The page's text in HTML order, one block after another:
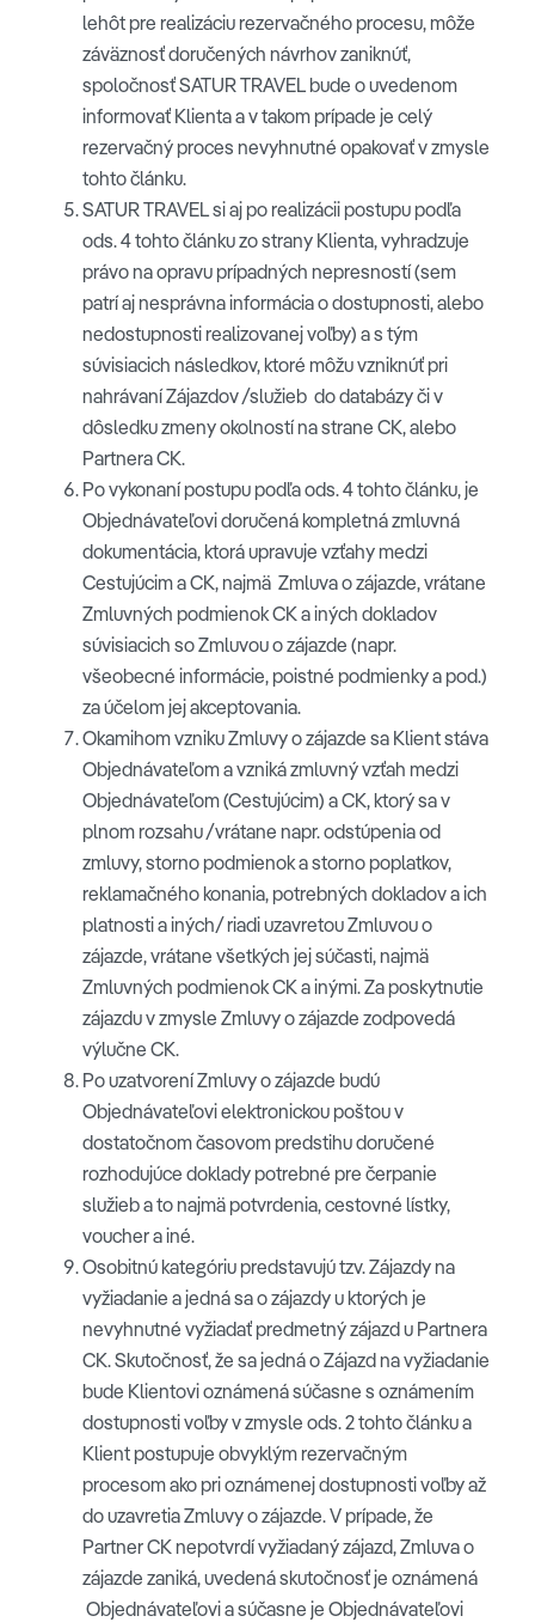
lehôt pre realizáciu rezervačného procesu, môže
záväznosť doručených návrhov zaniknúť,
spoločnosť SATUR TRAVEL bude o uvedenom
informovať Klienta a v takom prípade je celý
rezervačný proces nevyhnutné opakovať v zmysle
tohto článku.
SATUR TRAVEL si aj po realizácii postupu podľa
ods. 4 tohto článku zo strany Klienta, vyhradzuje
právo na opravu prípadných nepresností (sem
patrí aj nesprávna informácia o dostupnosti, alebo
nedostupnosti realizovanej voľby) a s tým
súvisiacich následkov, ktoré môžu vzniknúť pri
nahrávaní Zájazdov /služieb do databázy či v
dôsledku zmeny okolností na strane CK, alebo
Partnera CK.
Po vykonaní postupu podľa ods. 4 tohto článku, je
Objednávateľovi doručená kompletná zmluvná
dokumentácia, ktorá upravuje vzťahy medzi
Cestujúcim a CK, najmä Zmluva o zájazde, vrátane
Zmluvných podmienok CK a iných dokladov
súvisiacich so Zmluvou o zájazde (napr.
všeobecné informácie, poistné podmienky a pod.)
za účelom jej akceptovania.
Okamihom vzniku Zmluvy o zájazde sa Klient stáva
Objednávateľom a vzniká zmluvný vzťah medzi
Objednávateľom (Cestujúcim) a CK, ktorý sa v
plnom rozsahu /vrátane napr. odstúpenia od
zmluvy, storno podmienok a storno poplatkov,
reklamačného konania, potrebných dokladov a ich
platnosti a iných/ riadi uzavretou Zmluvou o
zájazde, vrátane všetkých jej súčasti, najmä
Zmluvných podmienok CK a inými. Za poskytnutie
zájazdu v zmysle Zmluvy o zájazde zodpovedá
výlučne CK.
Po uzatvorení Zmluvy o zájazde budú
Objednávateľovi elektronickou poštou v
dostatočnom časovom predstihu doručené
rozhodujúce doklady potrebné pre čerpanie
služieb a to najmä potvrdenia, cestovné lístky,
voucher a iné.
Osobitnú kategóriu predstavujú tzv. Zájazdy na
vyžiadanie a jedná sa o zájazdy u ktorých je
nevyhnutné vyžiadať predmetný zájazd u Partnera
CK. Skutočnosť, že sa jedná o Zájazd na vyžiadanie
bude Klientovi oznámená súčasne s oznámením
dostupnosti voľby v zmysle ods. 2 tohto článku a
Klient postupuje obvyklým rezervačným
procesom ako pri oznámenej dostupnosti voľby až
do uzavretia Zmluvy o zájazde. V prípade, že
Partner CK nepotvrdí vyžiadaný zájazd, Zmluva o
zájazde zaniká, uvedená skutočnosť je oznámená
Objednávateľovi a súčasne je Objednávateľovi